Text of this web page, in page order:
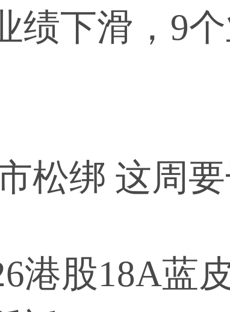
绩下滑，9
松绑 这周要
港股18A蓝